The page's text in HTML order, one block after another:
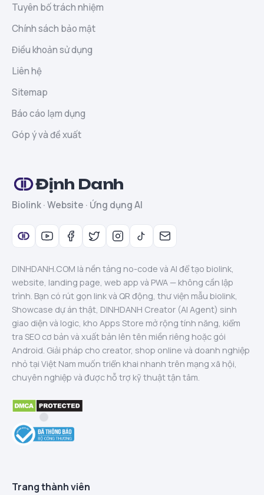
Tuyên bố trách nhiệm
Chính sách bảo mật
Điều khoản sử dụng
Liên hệ
Sitemap
Báo cáo lạm dụng
Góp ý và đề xuất
Định Danh
Biolink · Website · Ứng dụng AI
DINHDANH.COM là nền tảng no-code và AI để tạo biolink,
website, landing page, web app và PWA — không cần lập
trình. Bạn có rút gọn link và QR động, thư viện mẫu biolink,
Showcase dự án thật, DINHDANH Creator (AI Agent) sinh
giao diện và logic, kho Apps Store mở rộng tính năng, kiểm
tra SEO cơ bản và xuất bản lên tên miền riêng hoặc gói
Android. Giải pháp cho creator, shop online và doanh nghiệp
nhỏ tại Việt Nam muốn triển khai nhanh trên mạng xã hội,
chuyên nghiệp và được hỗ trợ kỹ thuật tận tâm.
Trang thành viên